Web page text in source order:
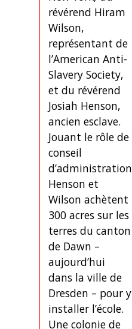
révérend Hiram
Wilson,
représentant de
l’American Anti-
Slavery Society,
et du révérend
Josiah Henson,
ancien esclave.
Jouant le rôle de
conseil
d’administration,
Henson et
Wilson achètent
300 acres sur les
terres du canton
de Dawn –
aujourd’hui
dans la ville de
Dresden – pour y
installer l’école.
Une colonie de